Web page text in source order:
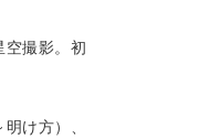
空撮影。初
け方）、